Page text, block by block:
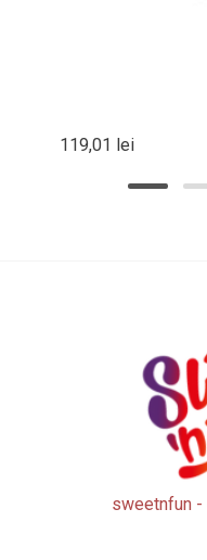
119,01 leiPret
sweetnfun -